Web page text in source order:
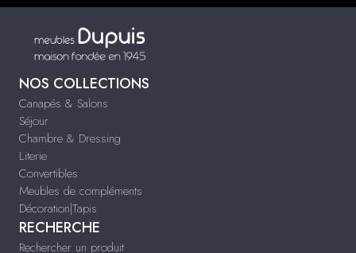
NOS COLLECTIONS
Canapés & Salons
Séjour
Chambre & Dressing
Literie
Convertibles
Meubles de compléments
Décoration|Tapis
RECHERCHE
Rechercher un produit